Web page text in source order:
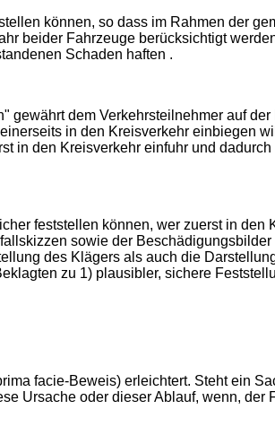
können, so dass im Rahmen der
beider Fahrzeuge berücksichtigt
Schaden haften .
gewährt dem Verkehrsteilnehmer auf
in den Kreisverkehr einbiegen
in den Kreisverkehr einfuhr und
feststellen können, wer zuerst in den
sowie der Beschädigungsbilder
des Klägers als auch die
zu 1) plausibler, sichere
facie-Beweis) erleichtert. Steht ein
Ursache oder dieser Ablauf, wenn, der